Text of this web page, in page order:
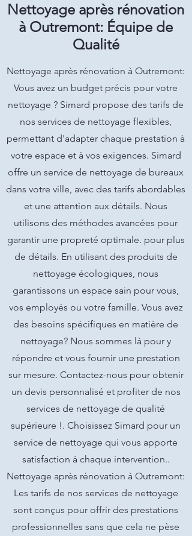
Nettoyage après rénovation
à Outremont: Équipe de
Qualité
Nettoyage après rénovation à Outremont:
Vous avez un budget précis pour votre
nettoyage ? Simard propose des tarifs de
nos services de nettoyage flexibles,
permettant d'adapter chaque prestation à
votre espace et à vos exigences. Simard
offre un service de nettoyage de bureaux
dans votre ville, avec des tarifs abordables
et une attention aux détails. Nous
utilisons des méthodes avancées pour
garantir une propreté optimale. pour plus
de détails. En utilisant des produits de
nettoyage écologiques, nous
garantissons un espace sain pour vous,
vos employés ou votre famille. Vous avez
des besoins spécifiques en matière de
nettoyage? Nous sommes là pour y
répondre et vous fournir une prestation
sur mesure. Contactez-nous pour obtenir
un devis personnalisé et profiter de nos
services de nettoyage de qualité
supérieure !. Choisissez Simard pour un
service de nettoyage qui vous apporte
satisfaction à chaque intervention..
Nettoyage après rénovation à Outremont:
Les tarifs de nos services de nettoyage
sont conçus pour offrir des prestations
professionnelles sans que cela ne pèse